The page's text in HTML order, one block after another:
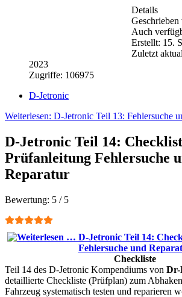
Details
Geschrieben
Auch
Erstellt: 15.
Zuletzt
2023
Zugriffe: 106975
D-Jetronic
Weiterlesen: D-Jetronic Teil 13: Fehlersuche
D-Jetronic Teil 14:
Prüfanleitung Fehlersuche
Reparatur
Bewertung: 5 / 5
Checkliste
Teil 14 des D-Jetronic Kompendiums von Dr-
detaillierte Checkliste (Prüfplan) zum
Fahrzeug systematisch testen und reparieren